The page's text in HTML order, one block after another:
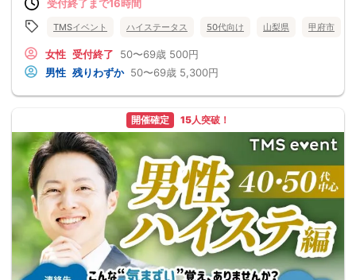
受付終了まで16時間
TMSイベント ハイステータス 50代向け 山梨県 甲府市
女性 受付終了 50〜69歳 500円
男性 残りわずか 50〜69歳 5,300円
開催確定 15人突破！